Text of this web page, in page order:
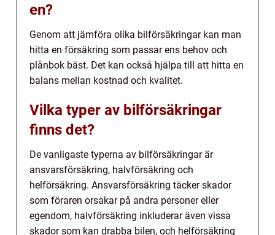
en?
Genom att jämföra olika bilförsäkringar kan man
hitta en försäkring som passar ens behov och
plånbok bäst. Det kan också hjälpa till att hitta en
balans mellan kostnad och kvalitet.
Vilka typer av bilförsäkringar
finns det?
De vanligaste typerna av bilförsäkringar är
ansvarsförsäkring, halvförsäkring och
helförsäkring. Ansvarsförsäkring täcker skador
som föraren orsakar på andra personer eller
egendom, halvförsäkring inkluderar även vissa
skador som kan drabba bilen, och helförsäkring